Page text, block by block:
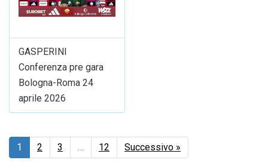
GASPERINI
Conferenza pre gara
Bologna-Roma 24
aprile 2026
1 2 3 … 12 Successivo »